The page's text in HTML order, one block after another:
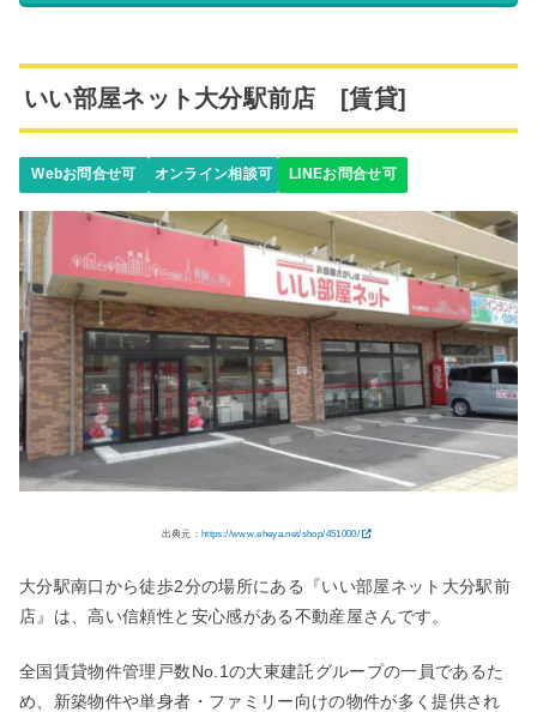
いい部屋ネット大分駅前店 [賃貸]
Webお問合せ可 オンライン相談可 LINEお問合せ可
出典元： https://www.eheya.net/shop/451000/
大分駅南口から徒歩2分の場所にある『いい部屋ネット大分駅前
店』は、高い信頼性と安心感がある不動産屋さんです。
全国賃貸物件管理戸数No.1の大東建託グループの一員であるた
め、新築物件や単身者・ファミリー向けの物件が多く提供され